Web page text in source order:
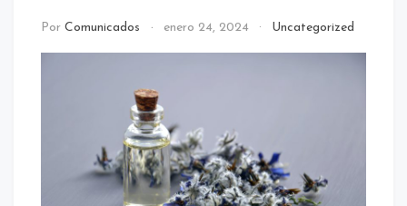
Por Comunicados enero 24, 2024 Uncategorized